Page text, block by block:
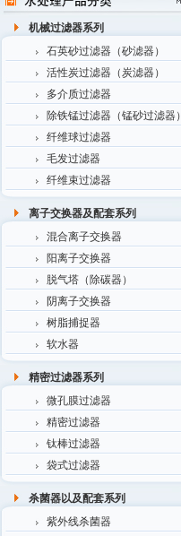
机械过滤器系列
石英砂过滤器（砂滤器）
活性炭过滤器（炭滤器）
多介质过滤器
除铁锰过滤器（锰砂过滤器）
纤维球过滤器
毛发过滤器
纤维束过滤器
离子交换器及配套系列
混合离子交换器
阳离子交换器
脱气塔（除碳器）
阴离子交换器
树脂捕捉器
软水器
精密过滤器系列
微孔膜过滤器
精密过滤器
钛棒过滤器
袋式过滤器
杀菌器以及配套系列
紫外线杀菌器